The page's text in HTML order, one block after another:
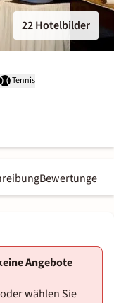
22 Hotelbilder
Tennis
Bewertungen
Angebote
wählen Sie